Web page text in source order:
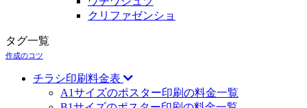
クリファゼンショ
タグ一覧
作成のコツ
チラシ印刷料金表
A1サイズのポスター印刷の料金一覧